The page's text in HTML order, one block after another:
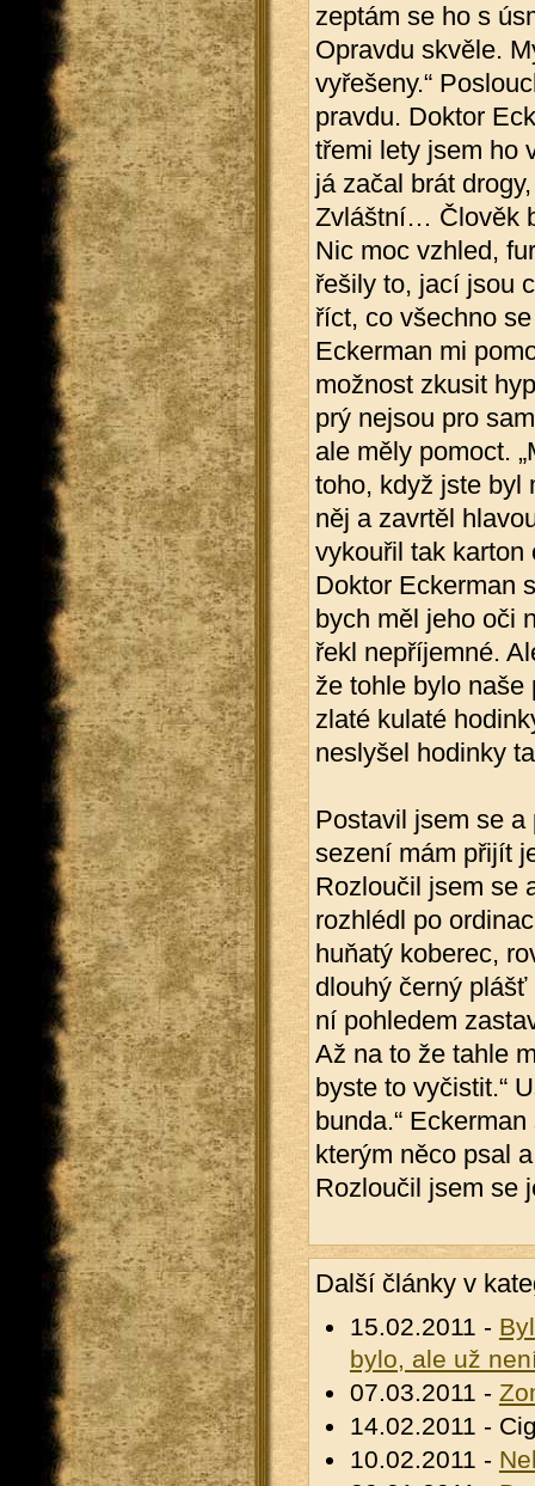
zeptám se ho s
Opravdu skvěle.
vyřešeny.“
pravdu. Doktor
třemi lety jsem ho
já začal brát
Zvláštní… Člověk
Nic moc vzhled,
řešily to, jací jsou
říct, co všechno
Eckerman mi
možnost zkusit
prý nejsou pro
ale měly pomoct.
toho, když jste byl
něj a zavrtěl
vykouřil tak karton
Doktor Eckerman
bych měl jeho oči
řekl nepříjemné.
že tohle bylo
zlaté kulaté
neslyšel hodinky
Postavil jsem se
sezení mám přijít
Rozloučil jsem se
rozhlédl po
huňatý koberec,
dlouhý černý
ní pohledem
Až na to že tahle
byste to vyčistit.“
bunda.“
kterým něco psal
Rozloučil jsem se
Další články v
15.02.2011 -
bylo, ale už
07.03.2011 -
14.02.2011 -
10.02.2011 -